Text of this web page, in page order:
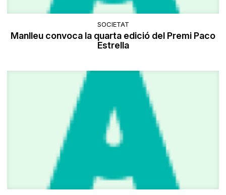
SOCIETAT
Manlleu convoca la quarta edició del Premi Paco
Estrella